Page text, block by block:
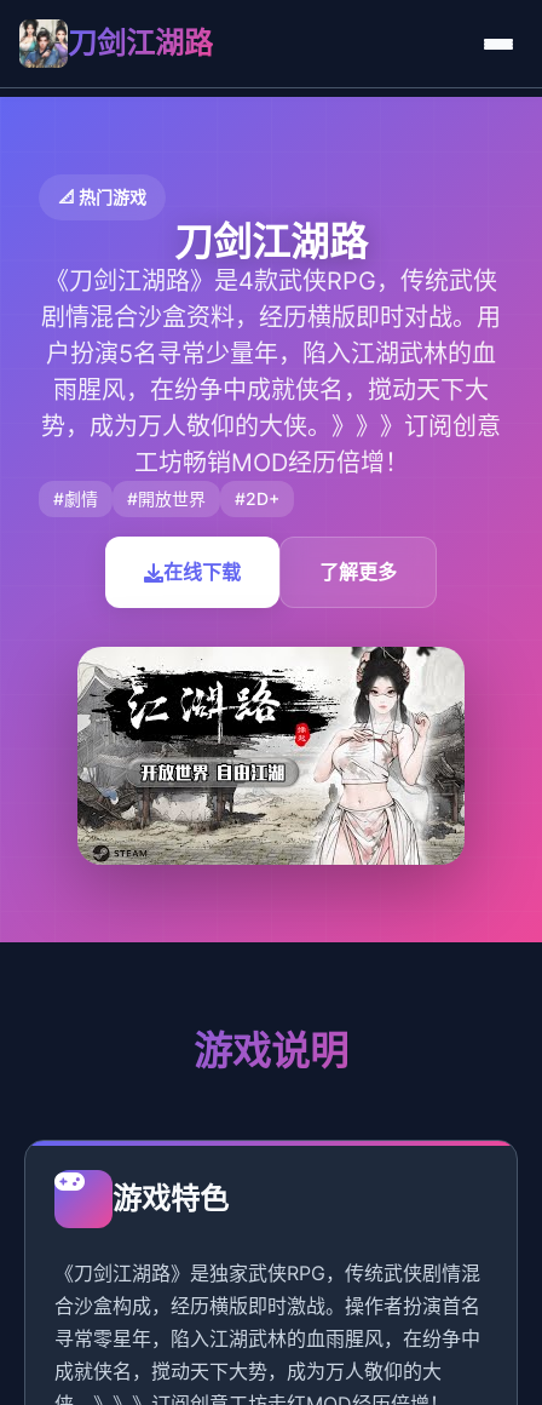
刀剑江湖路
📐 热门游戏
刀剑江湖路
《刀剑江湖路》是4款武侠RPG，传统武侠
剧情混合沙盒资料，经历横版即时对战。用
户扮演5名寻常少量年，陷入江湖武林的血
雨腥风，在纷争中成就侠名，搅动天下大
势，成为万人敬仰的大侠。》》》订阅创意
工坊畅销MOD经历倍增！
#劇情 #開放世界 #2D+
在线下载 了解更多
游戏说明
游戏特色
《刀剑江湖路》是独家武侠RPG，传统武侠剧情混
合沙盒构成，经历横版即时激战。操作者扮演首名
寻常零星年，陷入江湖武林的血雨腥风，在纷争中
成就侠名，搅动天下大势，成为万人敬仰的大